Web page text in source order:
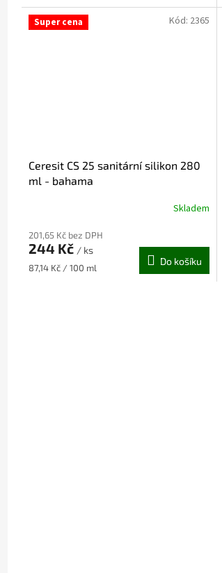
5
hvězdiček.
Super cena
Ceresit CS 25 sanitární silikon 280
ml - bahama
Skladem
201,65 Kč bez DPH
244 Kč / ks
Měrná
87,14 Kč / 100 ml
Do košíku
Kód: 2365